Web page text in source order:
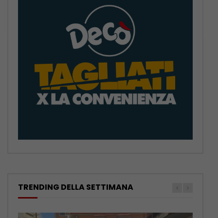
TRENDING DELLA SETTIMANA